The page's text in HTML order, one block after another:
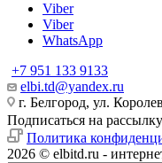
Viber
Viber
WhatsApp
+7 951 133 9133
elbi.td@yandex.ru
г. Белгород, ул.
Подписаться на рассылку
Политика
2026 © elbitd.ru -